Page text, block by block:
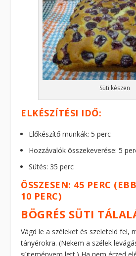
Süti készen
ELKÉSZÍTÉSI IDŐ:
Előkészítő munkák: 5 perc
Hozzávalók összekeverése: 5
Sütés: 35 perc
ÖSSZESEN: 45 PERC
10 PERC)
BÖGRÉS SÜTI
Vágd le a széleket és szeleteld fel,
tányérokra. (Nekem a szélek